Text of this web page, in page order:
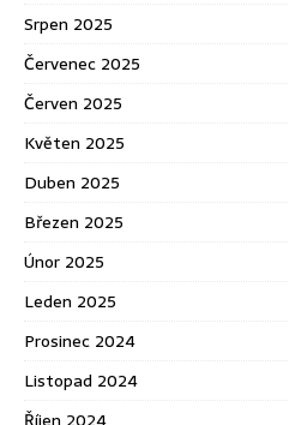
Srpen 2025
Červenec 2025
Červen 2025
Květen 2025
Duben 2025
Březen 2025
Únor 2025
Leden 2025
Prosinec 2024
Listopad 2024